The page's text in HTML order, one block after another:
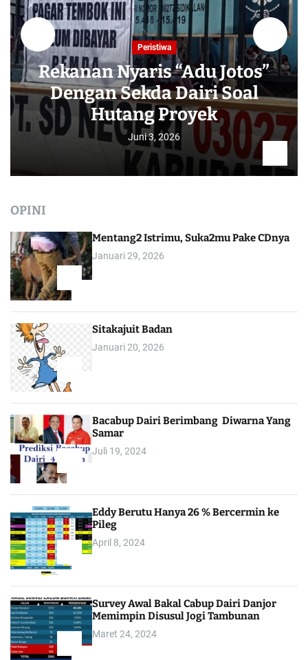
Peristiwa
Rekanan Nyaris “Adu Jotos”
Dengan Sekda Dairi Soal
Hutang Proyek
Juni 3, 2026
OPINI
Mentang2 Istrimu, Suka2mu Pake CDnya
Januari 29, 2026
Sitakajuit Badan
Januari 20, 2026
Bacabup Dairi Berimbang Diwarna Yang
Samar
Juli 19, 2024
Eddy Berutu Hanya 26 % Bercermin ke
Pileg
April 8, 2024
Survey Awal Bakal Cabup Dairi Danjor
Memimpin Disusul Jogi Tambunan
Maret 24, 2024